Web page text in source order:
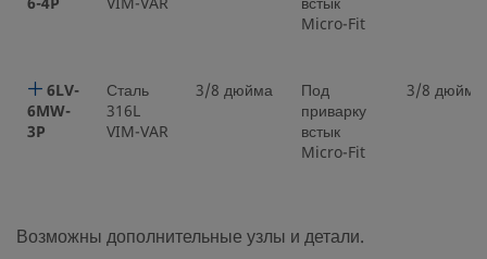
Micro-Fit
6LV-
6MW-
3P
Сталь
316L
VIM-VAR
3/8 дюйма
Под
приварку
встык
Micro-Fit
3/8 дюйма
Возможны дополнительные узлы и детали.